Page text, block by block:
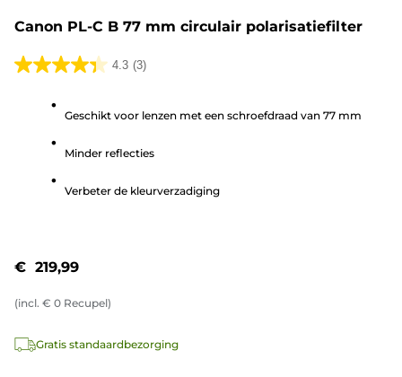
Canon PL-C B 77 mm circulair polarisatiefilter
4.3 (3)
4.3
sterren.
Geschikt voor lenzen met een schroefdraad van 77 mm
Minder reflecties
Verbeter de kleurverzadiging
€ 219,99
(incl. € 0 Recupel)
Gratis standaardbezorging